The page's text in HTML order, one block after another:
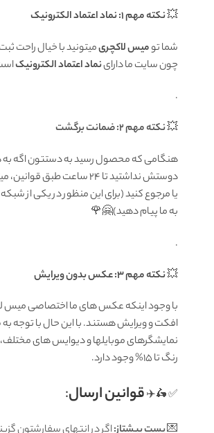
💥نکته مهم 1: نماد اعتماد الکترونیک
شما تومیس لاکچریمیتونید با خیال راحت
چون سایت ما داراینماد اعتماد الکترونیک
.
💥نکته مهم 2: ضمانت برگشت
هنگامی که محصول رسید به دستتون اگه به
دوستش نداشتید تا ۲۴ ساعت طبق
یا مرجوع کنید (برای این منظور در یکی از
به ما پیام دهید)🤗🌹
.
💥نکته مهم 3: عکس بدون ویرایش
با وجود اینکه عکس های ما اختصاصی میس
افکت و ویرایش هستند. با این حال با توجه
نمایشگرهای موبایلها و دیوایس های مختلف،
رنگ تا 15% وجود دارد.
✅ 🛵✈️قوانين ارسال: